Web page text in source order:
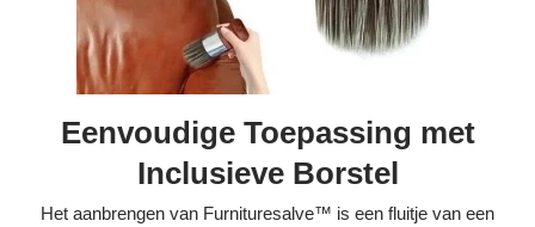
Eenvoudige Toepassing met
Inclusieve Borstel
Het aanbrengen van Furnituresalve™ is een fluitje van een